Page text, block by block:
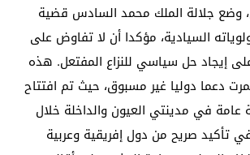
وضع جلالة الملك محمد السادس قضية
السيادية، مؤكدا أن لا تفاوض على
إيجاد حل سياسي للنزاع المفتعل. هذه
دعما دوليا غير مسبوق، حيث تم افتتاح
قنصلية عامة في مدينتي العيون والداخلة خلال
تأكيد صريح من دول إفريقية وعربية